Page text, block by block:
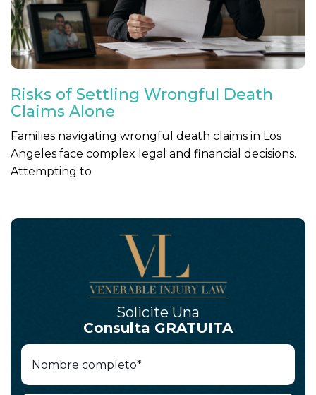
Risks of Settling Wrongful Death
Claims Alone
Families navigating wrongful death claims in Los
Angeles face complex legal and financial decisions.
Attempting to
Solicite Una
Consulta GRATUITA